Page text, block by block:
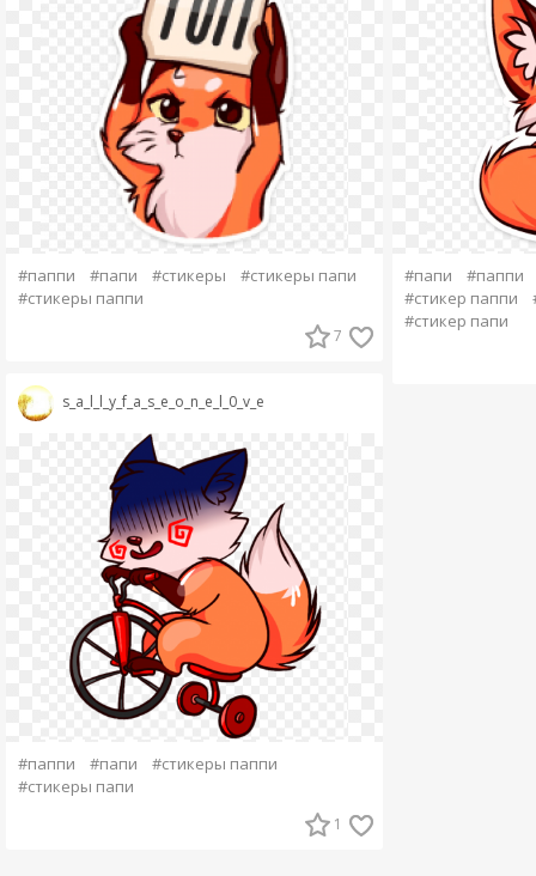
#паппи #папи #стикеры
#стикеры папи
#стикеры паппи
7
s_a_l_l_y_f_a_s_e_o_n_e_l_0_v_e
#паппи #папи
#стикеры паппи
#стикеры папи
1
#папи
#паппи
#стикер паппи
#стикер папи